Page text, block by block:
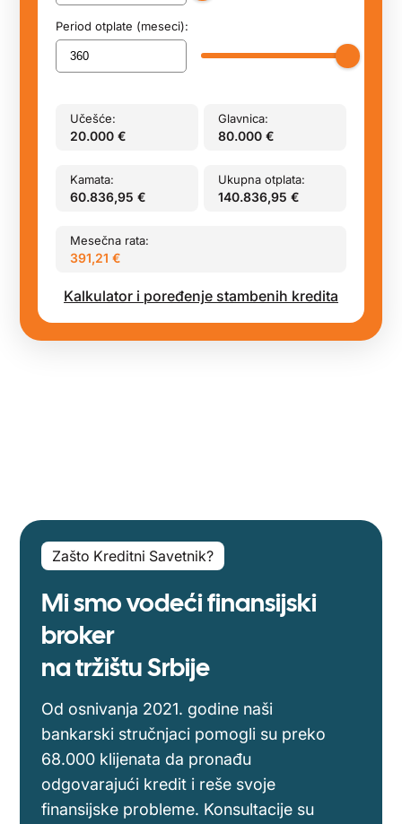
Period otplate (meseci):
Učešće:
20.000 €
Glavnica:
80.000 €
Kamata:
60.836,95 €
Ukupna otplata:
140.836,95 €
Mesečna rata:
391,21 €
Kalkulator i poređenje stambenih kredita
Zašto Kreditni Savetnik?
Mi smo vodeći finansijski
broker
na tržištu Srbije
Od osnivanja 2021. godine naši
bankarski stručnjaci pomogli su preko
68.000 klijenata da pronađu
odgovarajući kredit i reše svoje
finansijske probleme. Konsultacije su